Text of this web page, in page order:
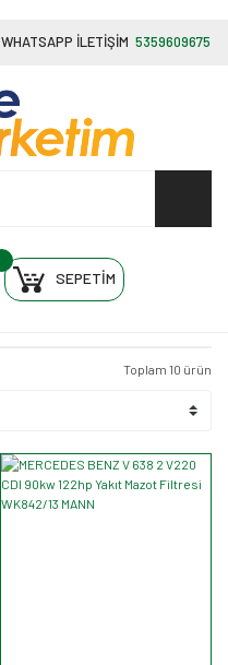
WHATSAPP İLETİŞİM 5359609675
SEPETİM
Toplam 10 ürün